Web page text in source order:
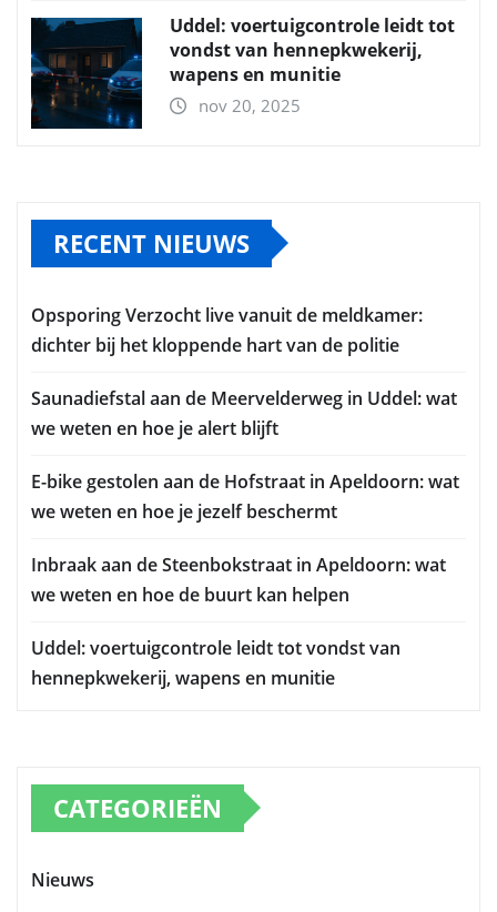
Uddel: voertuigcontrole leidt tot
vondst van hennepkwekerij,
wapens en munitie
nov 20, 2025
RECENT NIEUWS
Opsporing Verzocht live vanuit de meldkamer:
dichter bij het kloppende hart van de politie
Saunadiefstal aan de Meervelderweg in Uddel: wat
we weten en hoe je alert blijft
E-bike gestolen aan de Hofstraat in Apeldoorn: wat
we weten en hoe je jezelf beschermt
Inbraak aan de Steenbokstraat in Apeldoorn: wat
we weten en hoe de buurt kan helpen
Uddel: voertuigcontrole leidt tot vondst van
hennepkwekerij, wapens en munitie
CATEGORIEËN
Nieuws